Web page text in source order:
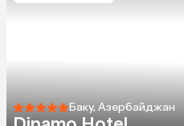
Баку, Азербайджан